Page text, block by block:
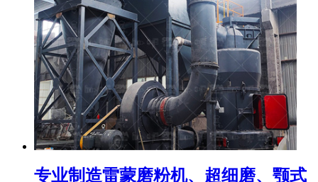
专业制造雷蒙磨粉机、超细磨、颚式